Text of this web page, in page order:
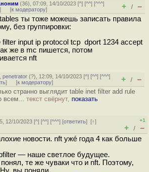
(36), 07:09, 14/10/2023 [^] [^^] [^^^]
] [к модератору] + / –
ты тоже можешь записать правила
без группировки:
filter input ip protocol tcp dport 1234 accept
же в mc пишется, потом
nft
,penetrator (?), 12:09, 14/10/2023 [^] [^^] [^^^]
] [к модератору] + / –
странно выглядит table inet filter add rule
всем... текст свёрнут, показать
12/10/2023 [^] [^^] [^^^] [ответить][↑]
+1
+ / –
новости. nft уже́ года 4 как больше
— наше светлое будущее.
те же чуваки что и nft. Поэтому,